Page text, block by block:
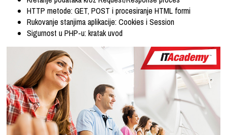
HTTP metode: GET, POST i procesiranje HTML formi
Rukovanje stanjima aplikacije: Cookies i Session
Sigurnost u PHP-u: kratak uvod